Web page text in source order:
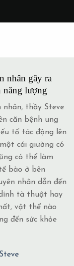
nhân gây ra
năng lượng
nhân, thầy Steve
căn bệnh ung
tố tác động lên
cái giường có
có thể làm
bào ở bên
nhân dẫn đến
tà thuật hay
vật thể nào
đến sức khỏe